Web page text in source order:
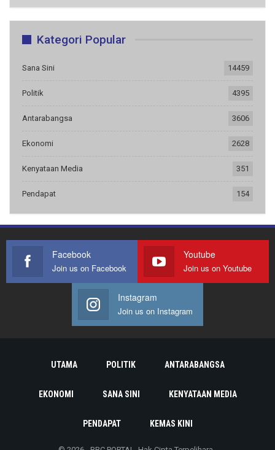
Kategori Popular
Sana Sini 14459
Politik 4395
Antarabangsa 3606
Ekonomi 2628
Kenyataan Media 351
Pendapat 154
Facebook
Join us on Facebook
Youtube
Join us on Youtube
Instagram
Join us on Instagram
UTAMA POLITIK ANTARABANGSA
EKONOMI SANA SINI KENYATAAN MEDIA
PENDAPAT KEMAS KINI